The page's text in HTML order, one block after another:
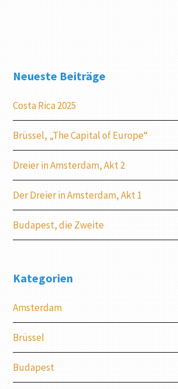
Neueste Beiträge
Costa Rica 2025
Brüssel, „The Capital of Europe“
Dreier in Amsterdam, Akt 2
Der Dreier in Amsterdam, Akt 1
Budapest, die Zweite
Kategorien
Amsterdam
Brüssel
Budapest